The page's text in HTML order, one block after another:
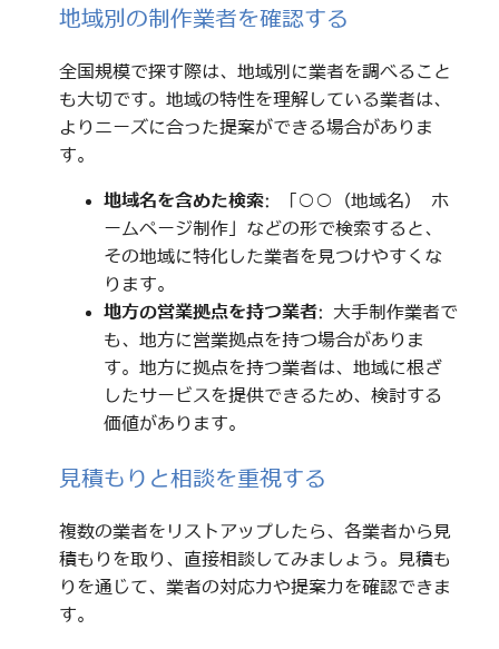
地域別の制作業者を確認する
全国規模で探す際は、地域別に業者を調べること
も大切です。地域の特性を理解している業者は、
よりニーズに合った提案ができる場合がありま
す。
地域名を含めた検索: 「○○（地域名） ホ
ームページ制作」などの形で検索すると、
その地域に特化した業者を見つけやすくな
ります。
地方の営業拠点を持つ業者: 大手制作業者で
も、地方に営業拠点を持つ場合がありま
す。地方に拠点を持つ業者は、地域に根ざ
したサービスを提供できるため、検討する
価値があります。
見積もりと相談を重視する
複数の業者をリストアップしたら、各業者から見
積もりを取り、直接相談してみましょう。見積も
りを通じて、業者の対応力や提案力を確認できま
す。